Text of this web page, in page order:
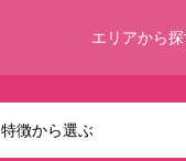
エリアから
特徴から選ぶ